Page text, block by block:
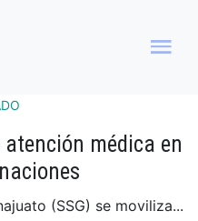
médica en
(SSG) se moviliza...